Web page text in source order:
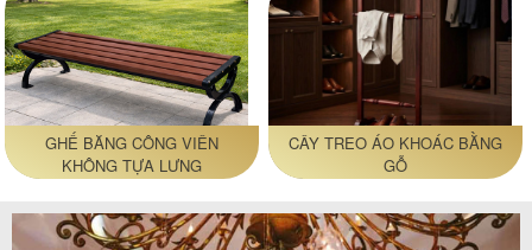
GHẾ BĂNG CÔNG VIÊN
KHÔNG TỰA LƯNG
CÂY TREO ÁO KHOÁC BẰNG
GỖ